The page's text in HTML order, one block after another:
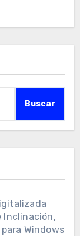
Buscar
Inclinación,
Windows